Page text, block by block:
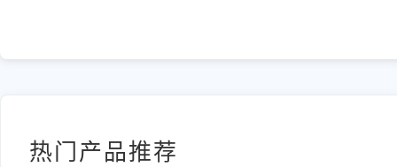
热门产品推荐